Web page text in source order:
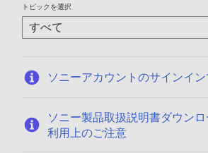
トピックを選択
ソニーアカウントのサインイ
ソニー製品取扱説明書ダウン
利用上のご注意